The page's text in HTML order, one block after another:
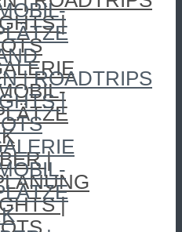
|
|
|
| ROADTRIPS
|